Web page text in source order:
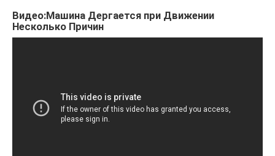
Видео:Машина Дергается при Движении
Несколько Причин